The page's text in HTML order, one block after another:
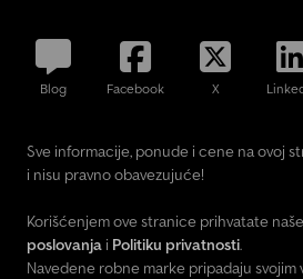
Blog Facebook X
Sve informacije, ponude i cene na ovoj
i nisu pravno obavezujuće!
Korišćenjem ove stranice prihvatate naše
poslovanja i Politiku privatnosti.
Navedene robne marke pripadaju svojim